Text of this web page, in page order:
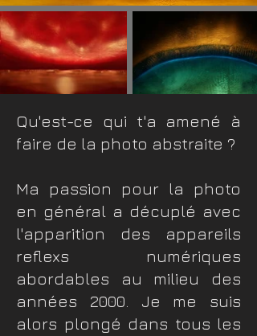
Qu'est-ce qui t'a amené à
faire de la photo abstraite ?
Ma passion pour la photo
en général a décuplé avec
l'apparition des appareils
reflexs numériques
abordables au milieu des
années 2000. Je me suis
alors plongé dans tous les